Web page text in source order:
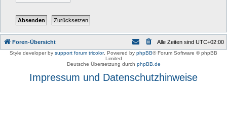
Foren-Übersicht Alle Zeiten sind UTC+02:00
Style developer by support forum tricolor, Powered by phpBB® Forum Software © phpBB
Limited
Deutsche Übersetzung durch phpBB.de
Impressum und Datenschutzhinweise